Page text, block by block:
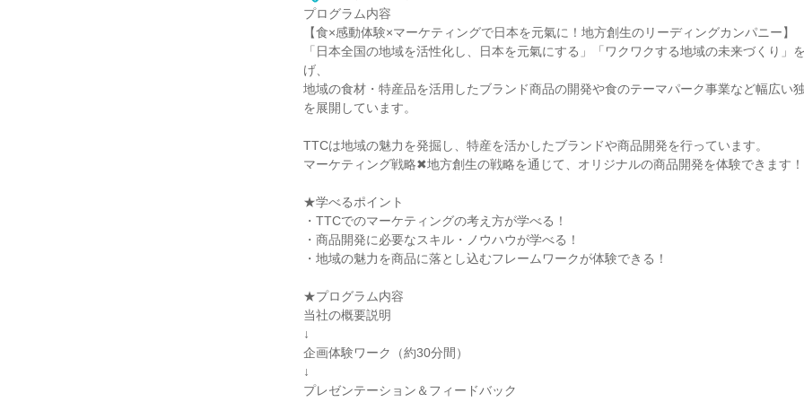
プログラム内容
【食×感動体験×マーケティングで日本を元氣に！地方創生のリーディングカンパニー】
「日本全国の地域を活性化し、日本を元氣にする」「ワクワクする地域の未来づくり」
げ、
地域の食材・特産品を活用したブランド商品の開発や食のテーマパーク事業など幅広い
を展開しています。
TTCは地域の魅力を発掘し、特産を活かしたブランドや商品開発を行っています。
マーケティング戦略✖地方創生の戦略を通じて、オリジナルの商品開発を体験できます！
★学べるポイント
・TTCでのマーケティングの考え方が学べる！
・商品開発に必要なスキル・ノウハウが学べる！
・地域の魅力を商品に落とし込むフレームワークが体験できる！
★プログラム内容
当社の概要説明
↓
企画体験ワーク（約30分間）
↓
プレゼンテーション＆フィードバック